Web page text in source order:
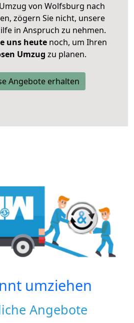
von Wolfsburg nach
zögern Sie nicht, unsere
in Anspruch zu nehmen.
uns heutenoch, um Ihren
Umzug zu planen.
Angebote erhalten
umziehen
Angebote